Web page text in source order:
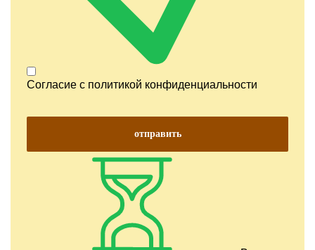
Согласие с политикой конфиденциальности
отправить